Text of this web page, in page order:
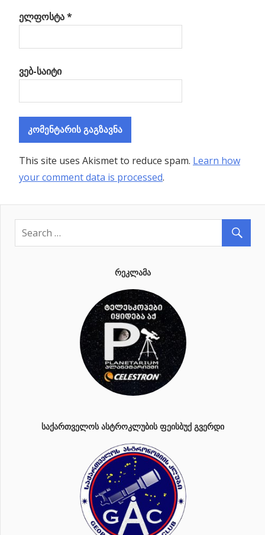
ელფოსტა*
ვებ-საიტი
This site uses Akismet to reduce spam. Learn how
your comment data is processed.
ᲠᲔᲙᲚᲐᲛᲐ
ᲡᲐᲥᲐᲠᲗᲕᲔᲚᲝᲡ ᲐᲡᲢᲠᲝᲙᲚᲣᲑᲘᲡ ᲤᲔᲘᲡᲑᲣᲥ ᲒᲕᲔᲠᲓᲘ